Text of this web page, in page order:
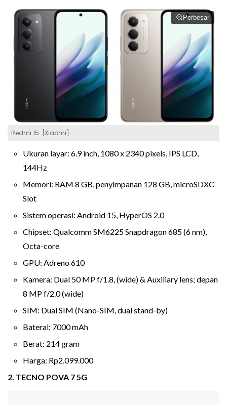
Perbesar
Redmi 15. [Xiaomi]
Ukuran layar: 6.9 inch, 1080 x 2340 pixels, IPS LCD,
144Hz
Memori: RAM 8 GB, penyimpanan 128 GB, microSDXC
Slot
Sistem operasi: Android 15, HyperOS 2.0
Chipset: Qualcomm SM6225 Snapdragon 685 (6 nm),
Octa-core
GPU: Adreno 610
Kamera: Dual 50 MP f/1.8, (wide) & Auxiliary lens; depan
8 MP f/2.0 (wide)
SIM: Dual SIM (Nano-SIM, dual stand-by)
Baterai: 7000 mAh
Berat: 214 gram
Harga: Rp2.099.000
2. TECNO POVA 7 5G